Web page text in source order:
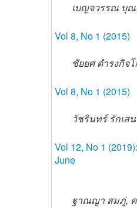
เบญจวรรณ บุ
Vol 8, No 1 (2015)
ชัยยศ ดำรงกิจ
Vol 8, No 1 (2015)
วัชรินทร์ รักเส
Vol 12, No 1
June
ฐาณญา สมภู่,